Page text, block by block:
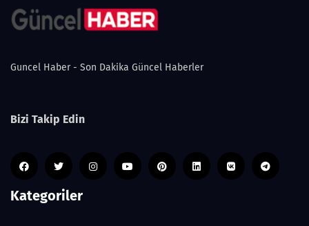
Guncel Haber - Son Dakika Güncel Haberler
Bizi Takip Edin
Kategoriler